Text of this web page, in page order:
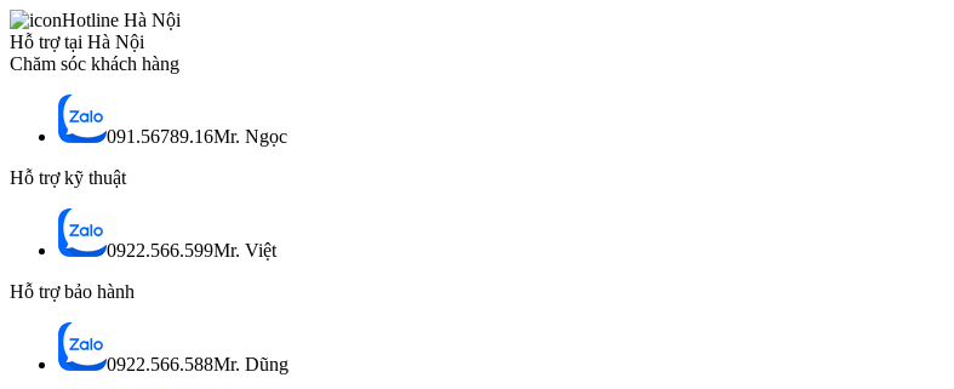
Hotline Hà Nội
Hỗ trợ tại Hà Nội
Chăm sóc khách hàng
091.56789.16Mr. Ngọc
Hỗ trợ kỹ thuật
0922.566.599Mr. Việt
Hỗ trợ bảo hành
0922.566.588Mr. Dũng